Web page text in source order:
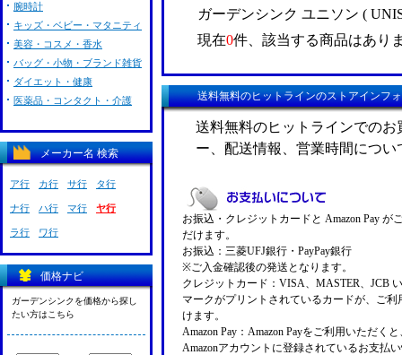
ガーデンシンク ユニソン (
現在0件、該当する商品はあり
送料無料のヒットラインのストアインフ
送料無料のヒットラインでの
ー、配送情報、営業時間につ
お振込・クレジットカードと Amazon Pay が
だけます。
お振込：三菱UFJ銀行・PayPay銀行
※ご入金確認後の発送となります。
クレジットカード：VISA、MASTER、JCB
マークがプリントされているカードが、ご利
けます。
Amazon Pay：Amazon Payをご利用いただく
Amazonアカウントに登録されているお支払
腕時計
キッズ・ベビー・マタニティ
美容・コスメ・香水
バッグ・小物・ブランド雑貨
ダイエット・健康
医薬品・コンタクト・介護
メーカー名 検索
ア行 カ行 サ行 タ行
ナ行 ハ行 マ行 ヤ行
ラ行 ワ行
価格ナビ
ガーデンシンクを価格から探し
たい方はこちら